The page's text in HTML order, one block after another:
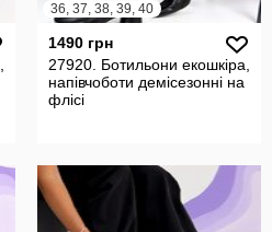
36, 37, 38, 39, 40
1490 грн
27920. Ботильони екошкіра,
напівчоботи демісезонні на
флісі